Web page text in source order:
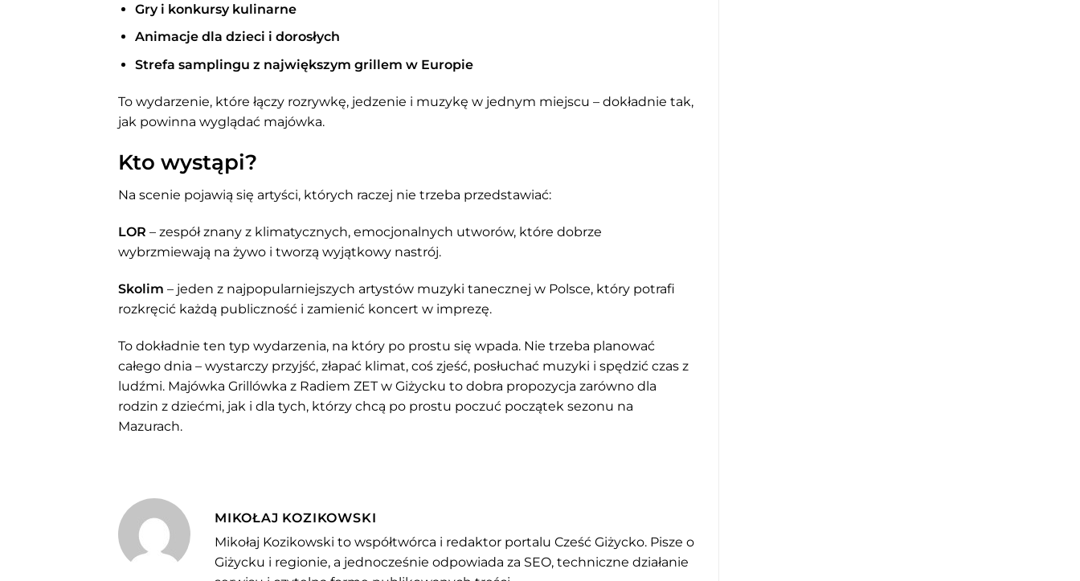
Gry i konkursy kulinarne
Animacje dla dzieci i dorosłych
Strefa samplingu z największym grillem w Europie
To wydarzenie, które łączy rozrywkę, jedzenie i muzykę w jednym miejscu – dokładnie tak,
jak powinna wyglądać majówka.
Kto wystąpi?
Na scenie pojawią się artyści, których raczej nie trzeba przedstawiać:
LOR – zespół znany z klimatycznych, emocjonalnych utworów, które dobrze
wybrzmiewają na żywo i tworzą wyjątkowy nastrój.
Skolim – jeden z najpopularniejszych artystów muzyki tanecznej w Polsce, który potrafi
rozkręcić każdą publiczność i zamienić koncert w imprezę.
To dokładnie ten typ wydarzenia, na który po prostu się wpada. Nie trzeba planować
całego dnia – wystarczy przyjść, złapać klimat, coś zjeść, posłuchać muzyki i spędzić czas z
ludźmi. Majówka Grillówka z Radiem ZET w Giżycku to dobra propozycja zarówno dla
rodzin z dziećmi, jak i dla tych, którzy chcą po prostu poczuć początek sezonu na
Mazurach.
MIKOŁAJ KOZIKOWSKI
Mikołaj Kozikowski to współtwórca i redaktor portalu Cześć Giżycko. Pisze o
Giżycku i regionie, a jednocześnie odpowiada za SEO, techniczne działanie